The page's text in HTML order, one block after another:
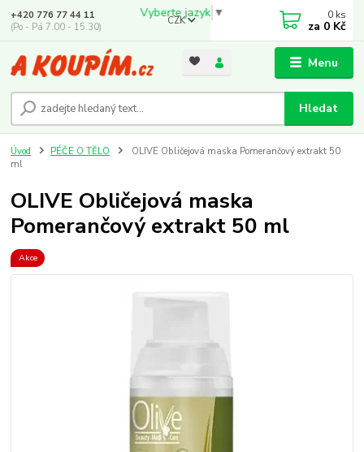
Vyberte jazyk ▼
Menu
CZK
Hledat
+420 776 77 44 11
(Po - Pá 7.00 - 15.30)
0 ks
za 0 Kč
Úvod PÉČE O TĚLO
OLIVE Obličejová maska Pomerančový extrakt 50
ml
OLIVE Obličejová maska
Pomerančový extrakt 50 ml
Akce